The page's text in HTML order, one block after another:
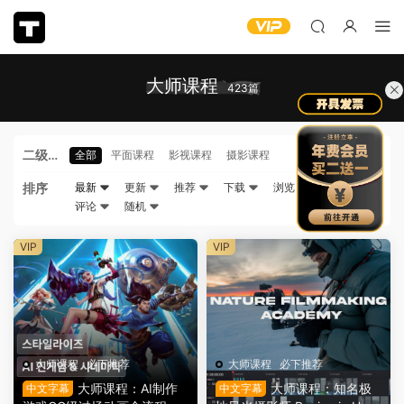
大师课程 423篇
二级分
全部 平面课程 影视课程 摄影课程
排序 最新 更新 推荐 下载 浏览
点赞
评论
随机
大师课程 ·必下推荐
中文字幕
大师课程：AI制作
VIP
大师课程 · 必下推荐
中文字幕
大师课程：知名极
VIP